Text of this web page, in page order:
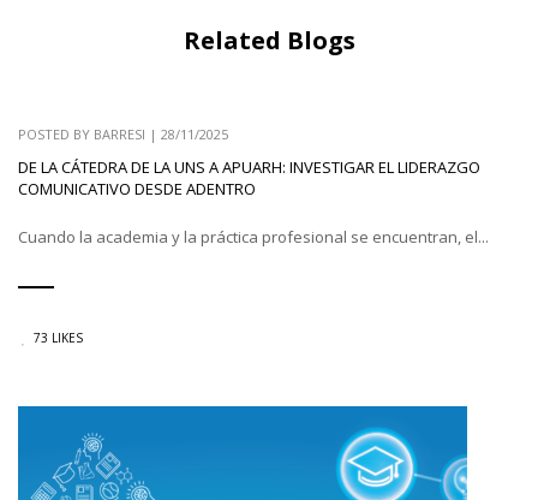
Related Blogs
POSTED BY BARRESI | 28/11/2025
DE LA CÁTEDRA DE LA UNS A APUARH: INVESTIGAR EL LIDERAZGO
COMUNICATIVO DESDE ADENTRO
Cuando la academia y la práctica profesional se encuentran, el...
73 LIKES